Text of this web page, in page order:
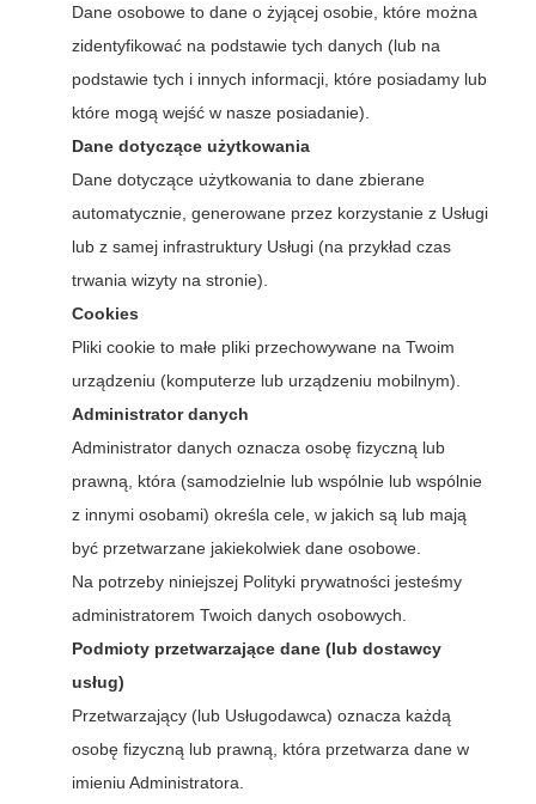
Dane osobowe to dane o żyjącej osobie, które można
zidentyfikować na podstawie tych danych (lub na
podstawie tych i innych informacji, które posiadamy lub
które mogą wejść w nasze posiadanie).
Dane dotyczące użytkowania
Dane dotyczące użytkowania to dane zbierane
automatycznie, generowane przez korzystanie z Usługi
lub z samej infrastruktury Usługi (na przykład czas
trwania wizyty na stronie).
Cookies
Pliki cookie to małe pliki przechowywane na Twoim
urządzeniu (komputerze lub urządzeniu mobilnym).
Administrator danych
Administrator danych oznacza osobę fizyczną lub
prawną, która (samodzielnie lub wspólnie lub wspólnie
z innymi osobami) określa cele, w jakich są lub mają
być przetwarzane jakiekolwiek dane osobowe.
Na potrzeby niniejszej Polityki prywatności jesteśmy
administratorem Twoich danych osobowych.
Podmioty przetwarzające dane (lub dostawcy
usług)
Przetwarzający (lub Usługodawca) oznacza każdą
osobę fizyczną lub prawną, która przetwarza dane w
imieniu Administratora.